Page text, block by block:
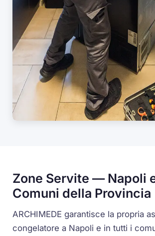
Zone Servite — Napoli
Comuni della Provincia
ARCHIMEDE garantisce la propria
congelatore a Napoli e in tutti i